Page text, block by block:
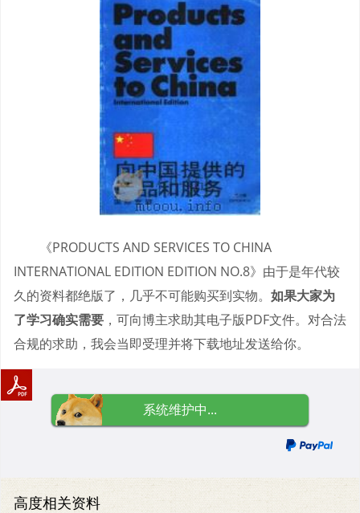
《PRODUCTS AND SERVICES TO CHINA
INTERNATIONAL EDITION EDITION NO.8》由于是年代较
久的资料都绝版了，几乎不可能购买到实物。 如果大家为
了学习确实需要 ，可向博主求助其电子版PDF文件。对合法
合规的求助，我会当即受理并将下载地址发送给你。
系统维护中...
高度相关资料